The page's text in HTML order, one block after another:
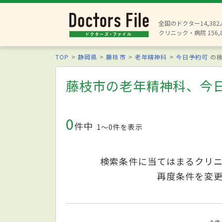
全国のドクター14,382
クリニック・病院
TOP 静岡県 藤枝市 老年精神科 今日予約可 の
藤枝市の老年精神科、今
0件中 1〜0件を表示
検索条件に当てはまるクリ
再度条件を変